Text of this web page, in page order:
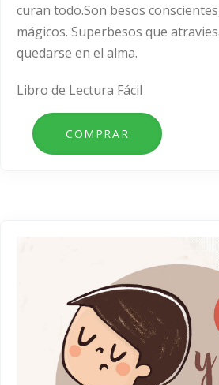
curan todo.Son besos
mágicos. Superbesos que
quedarse en el alma.
Libro de Lectura Fácil